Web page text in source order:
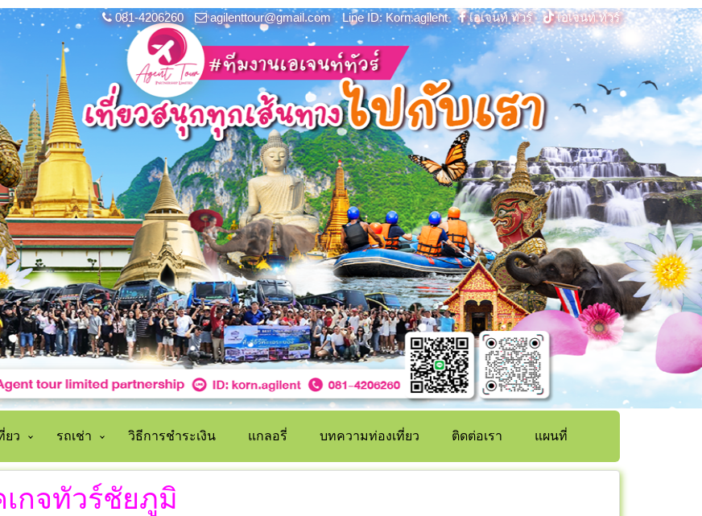
081-4206260 agilenttour@gmail.com Line ID: Korn.agilent เอเจนท์ ทัวร์ เอเจนท์ ทัวร์
ยว รถเช่า วิธีการชำระเงิน แกลอรี่ บทความท่องเที่ยว ติดต่อเรา แผนที่
กจทัวร์ชัยภูมิ